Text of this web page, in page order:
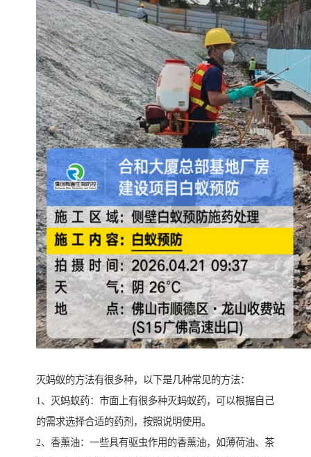
灭蚂蚁的方法有很多种，以下是几种常见的方法：
1、灭蚂蚁药：市面上有很多种灭蚂蚁药，可以根据自己
的需求选择合适的药剂，按照说明使用。
2、香薰油：一些具有驱虫作用的香薰油，如薄荷油、茶